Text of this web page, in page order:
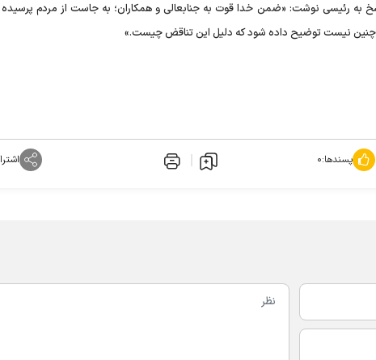
به رئیسی نوشت: «ضمن خدا قوت به جنابعالی و همکاران؛ به جاست از مردم پرسیده
چنین نیست توضیح داده شود که دلیل این تناقض چیست.»
پسندها:۰